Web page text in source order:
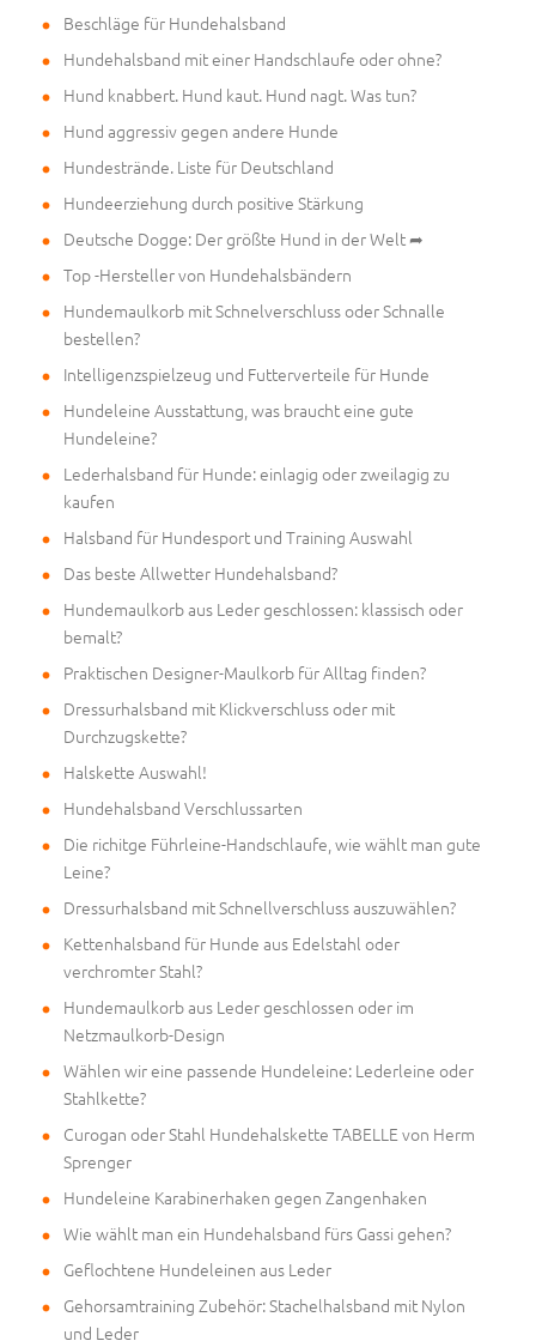
Beschläge für Hundehalsband
Hundehalsband mit einer Handschlaufe oder ohne?
Hund knabbert. Hund kaut. Hund nagt. Was tun?
Hund aggressiv gegen andere Hunde
Hundestrände. Liste für Deutschland
Hundeerziehung durch positive Stärkung
Deutsche Dogge: Der größte Hund in der Welt ➦
Top -Hersteller von Hundehalsbändern
Hundemaulkorb mit Schnelverschluss oder Schnalle
bestellen?
Intelligenzspielzeug und Futterverteile für Hunde
Hundeleine Ausstattung, was braucht eine gute
Hundeleine?
Lederhalsband für Hunde: einlagig oder zweilagig zu
kaufen
Halsband für Hundesport und Training Auswahl
Das beste Allwetter Hundehalsband?
Hundemaulkorb aus Leder geschlossen: klassisch oder
bemalt?
Praktischen Designer-Maulkorb für Alltag finden?
Dressurhalsband mit Klickverschluss oder mit
Durchzugskette?
Halskette Auswahl!
Hundehalsband Verschlussarten
Die richitge Führleine-Handschlaufe, wie wählt man gute
Leine?
Dressurhalsband mit Schnellverschluss auszuwählen?
Kettenhalsband für Hunde aus Edelstahl oder
verchromter Stahl?
Hundemaulkorb aus Leder geschlossen oder im
Netzmaulkorb-Design
Wählen wir eine passende Hundeleine: Lederleine oder
Stahlkette?
Curogan oder Stahl Hundehalskette TABELLE von Herm
Sprenger
Hundeleine Karabinerhaken gegen Zangenhaken
Wie wählt man ein Hundehalsband fürs Gassi gehen?
Geflochtene Hundeleinen aus Leder
Gehorsamtraining Zubehör: Stachelhalsband mit Nylon
und Leder